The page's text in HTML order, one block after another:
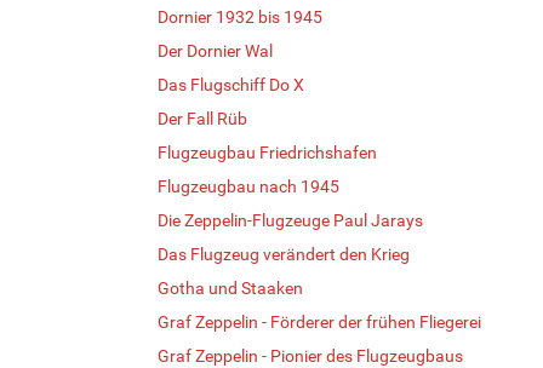
Dornier 1932 bis 1945
Der Dornier Wal
Das Flugschiff Do X
Der Fall Rüb
Flugzeugbau Friedrichshafen
Flugzeugbau nach 1945
Die Zeppelin-Flugzeuge Paul Jarays
Das Flugzeug verändert den Krieg
Gotha und Staaken
Graf Zeppelin - Förderer der frühen Fliegerei
Graf Zeppelin - Pionier des Flugzeugbaus